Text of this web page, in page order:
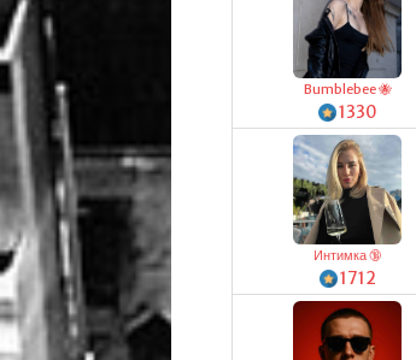
Bumblebee 🐝
1330
Интимка 🔞
1712